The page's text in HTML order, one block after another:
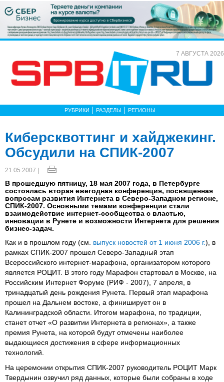
7 АВГУСТА 2026
РУБРИКИ РАЗДЕЛЫ РЕГИОНЫ
Киберсквоттинг и хайджекинг.
Обсудили на СПИК-2007
21.05.2007 |
В прошедшую пятницу, 18 мая 2007 года, в Петербурге
состоялась вторая ежегодная конференция, посвященная
вопросам развития Интернета в Северо-Западном регионе,
СПИК-2007. Основными темами конференции стали
взаимодействие интернет-сообщества с властью,
инновации в Рунете и возможности Интернета для решения
бизнес-задач.
Как и в прошлом году (см. выпуск новостей от 1 июня 2006 г.), в
рамках СПИК-2007 прошел Северо-Западный этап
Всероссийского интернет-марафона, организатором которого
является РОЦИТ. В этого году Марафон стартовал в Москве, на
Российским Интернет Форуме (РИФ - 2007), 7 апреля, в
тринадцатый день рождения Рунета. Первый этап марафона
прошел на Дальнем востоке, а финиширует он в
Калининградской области. Итогом марафона, по традиции,
станет отчет «О развитии Интернета в регионах», а также
премия Рунета, на которой будут отмечены наиболее
выдающиеся достижения в сфере информационных
технологий.
На церемонии открытия СПИК-2007 руководитель РОЦИТ Марк
Твердынин озвучил ряд данных, которые были собраны в ходе